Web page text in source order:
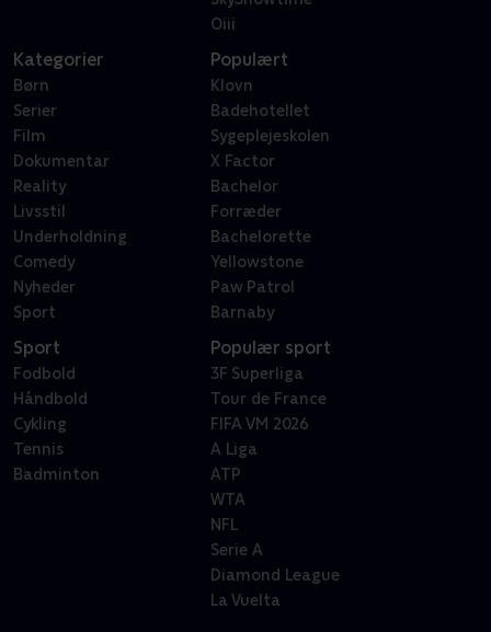
Oiii
Kategorier
Børn
Serier
Film
Dokumentar
Reality
Livsstil
Underholdning
Comedy
Nyheder
Sport
Populært
Klovn
Badehotellet
Sygeplejeskolen
X Factor
Bachelor
Forræder
Bachelorette
Yellowstone
Paw Patrol
Barnaby
Sport
Fodbold
Håndbold
Cykling
Tennis
Badminton
Populær sport
3F Superliga
Tour de France
FIFA VM 2026
A Liga
ATP
WTA
NFL
Serie A
Diamond League
La Vuelta